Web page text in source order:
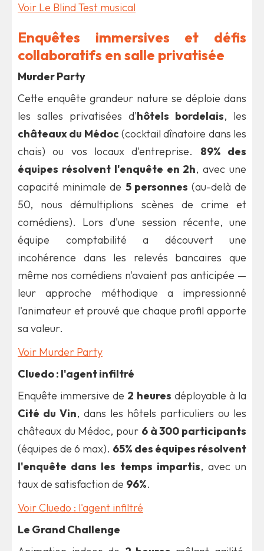
Voir Le Blind Test musical
Enquêtes immersives et défis
collaboratifs en salle privatisée
Murder Party
Cette enquête grandeur nature se déploie dans
les salles privatisées d'hôtels bordelais, les
châteaux du Médoc (cocktail dînatoire dans les
chais) ou vos locaux d'entreprise. 89% des
équipes résolvent l'enquête en 2h, avec une
capacité minimale de 5 personnes (au-delà de
50, nous démultiplions scènes de crime et
comédiens). Lors d'une session récente, une
équipe comptabilité a découvert une
incohérence dans les relevés bancaires que
même nos comédiens n'avaient pas anticipée —
leur approche méthodique a impressionné
l'animateur et prouvé que chaque profil apporte
sa valeur.
Voir Murder Party
Cluedo : l'agent infiltré
Enquête immersive de 2 heures déployable à la
Cité du Vin, dans les hôtels particuliers ou les
châteaux du Médoc, pour 6 à 300 participants
(équipes de 6 max). 65% des équipes résolvent
l'enquête dans les temps impartis, avec un
taux de satisfaction de 96%.
Voir Cluedo : l'agent infiltré
Le Grand Challenge